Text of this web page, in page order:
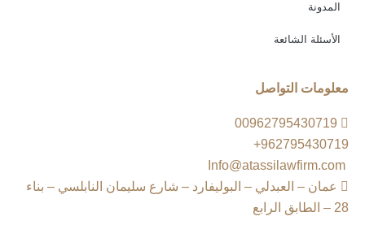
المدونة
الأسئلة الشائعة
معلومات التواصل
00962795430719
962795430719+
Info@atassilawfirm.com
عمان – العبدلي – البوليفارد – شارع سليمان النابلسي – بناء
28 – الطابق الرابع